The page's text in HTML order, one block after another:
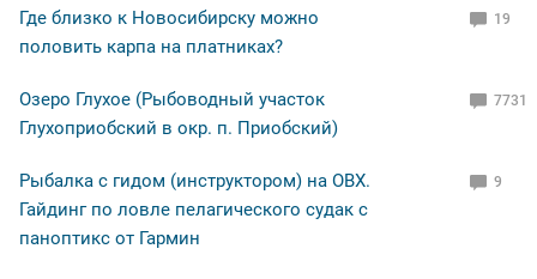
Где близко к Новосибирску можно
половить карпа на платниках?
19
Озеро Глухое (Рыбоводный участок
Глухоприобский в окр. п. Приобский)
7731
Рыбалка с гидом (инструктором) на ОВХ.
Гайдинг по ловле пелагического судак с
паноптикс от Гармин
9